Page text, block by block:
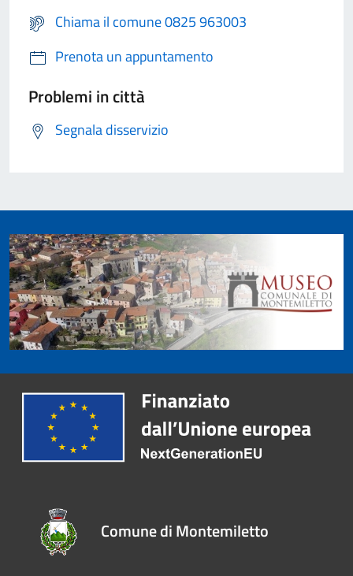
Chiama il comune 0825 963003
Prenota un appuntamento
Problemi in città
Segnala disservizio
Comune di Montemiletto